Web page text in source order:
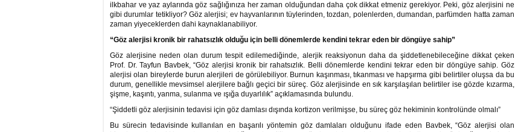
ilkbahar ve yaz aylarında göz sağlığınıza her zaman olduğundan daha çok dikkat etmeniz gerekiyor. Peki, göz alerjisini ne
gibi durumlar tetikliyor? Göz alerjisi; ev hayvanlarının tüylerinden, tozdan, polenlerden, dumandan, parfümden hatta zaman
zaman yiyeceklerden dahi kaynaklanabiliyor.
“Göz alerjisi kronik bir rahatsızlık olduğu için belli dönemlerde kendini tekrar eden bir döngüye sahip”
Göz alerjisine neden olan durum tespit edilemediğinde, alerjik reaksiyonun daha da şiddetlenebileceğine dikkat çeken
Prof. Dr. Tayfun Bavbek, “Göz alerjisi kronik bir rahatsızlık. Belli dönemlerde kendini tekrar eden bir döngüye sahip. Göz
alerjisi olan bireylerde burun alerjileri de görülebiliyor. Burnun kaşınması, tıkanması ve hapşırma gibi belirtiler oluşsa da bu
durum, genellikle mevsimsel alerjilere bağlı geçici bir süreç. Göz alerjisinde en sık karşılaşılan belirtiler ise gözde kızarma,
şişme, kaşıntı, yanma, sulanma ve ışığa duyarlılık” açıklamasında bulundu.
“Şiddetli göz alerjisinin tedavisi için göz damlası dışında kortizon verilmişse, bu süreç göz hekiminin kontrolünde olmalı”
Bu sürecin tedavisinde kullanılan en başarılı yöntemin göz damlaları olduğunu ifade eden Bavbek, “Göz alerjisi olan